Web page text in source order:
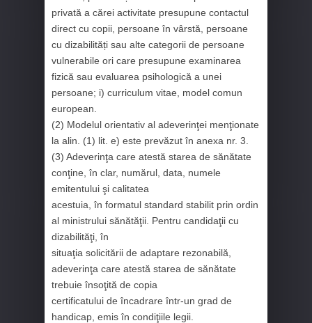
privată a cărei activitate presupune contactul
direct cu copii, persoane în vârstă, persoane
cu dizabilități sau alte categorii de persoane
vulnerabile ori care presupune examinarea
fizică sau evaluarea psihologică a unei
persoane; i) curriculum vitae, model comun
european.
(2) Modelul orientativ al adeverinţei menţionate
la alin. (1) lit. e) este prevăzut în anexa nr. 3.
(3) Adeverinţa care atestă starea de sănătate
conţine, în clar, numărul, data, numele
emitentului şi calitatea
acestuia, în formatul standard stabilit prin ordin
al ministrului sănătăţii. Pentru candidaţii cu
dizabilităţi, în
situaţia solicitării de adaptare rezonabilă,
adeverinţa care atestă starea de sănătate
trebuie însoţită de copia
certificatului de încadrare într-un grad de
handicap, emis în condiţiile legii.